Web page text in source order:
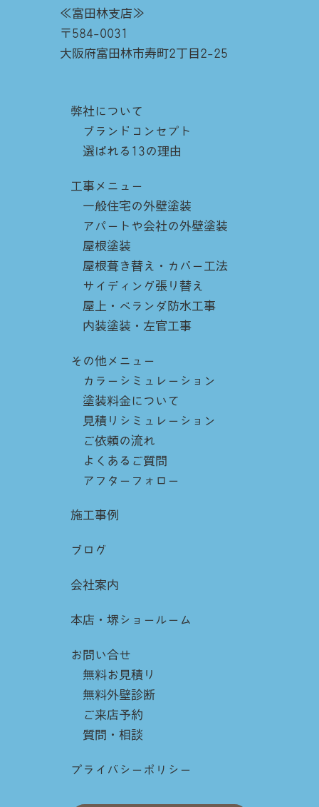
≪富田林支店≫
〒584-0031
大阪府富田林市寿町2丁目2-25
弊社について
ブランドコンセプト
選ばれる13の理由
工事メニュー
一般住宅の外壁塗装
アパートや会社の外壁塗装
屋根塗装
屋根葺き替え・カバー工法
サイディング張り替え
屋上・ベランダ防水工事
内装塗装・左官工事
その他メニュー
カラーシミュレーション
塗装料金について
見積りシミュレーション
ご依頼の流れ
よくあるご質問
アフターフォロー
施工事例
ブログ
会社案内
本店・堺ショールーム
お問い合せ
無料お見積り
無料外壁診断
ご来店予約
質問・相談
プライバシーポリシー